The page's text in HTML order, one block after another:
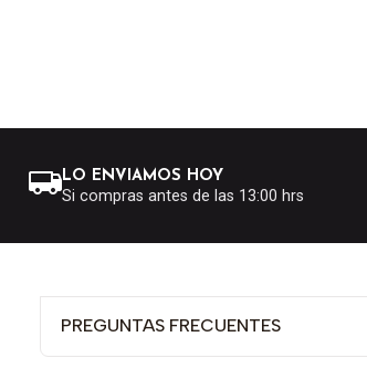
LO ENVIAMOS HOY
Si compras antes de las 13:00 hrs
PREGUNTAS FRECUENTES